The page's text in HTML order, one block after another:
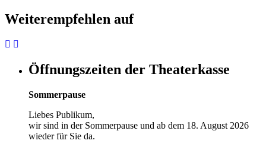
Weiterempfehlen auf
Öffnungszeiten der Theaterkasse
Sommerpause
Liebes Publikum,
wir sind in der Sommerpause und ab dem 18. August 2026
wieder für Sie da.